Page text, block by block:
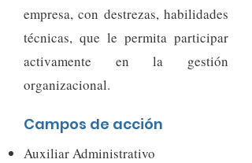
empresa, con destrezas, habilidades
técnicas, que le permita participar
activamente en la gestión
organizacional.
Campos de acción
Auxiliar Administrativo